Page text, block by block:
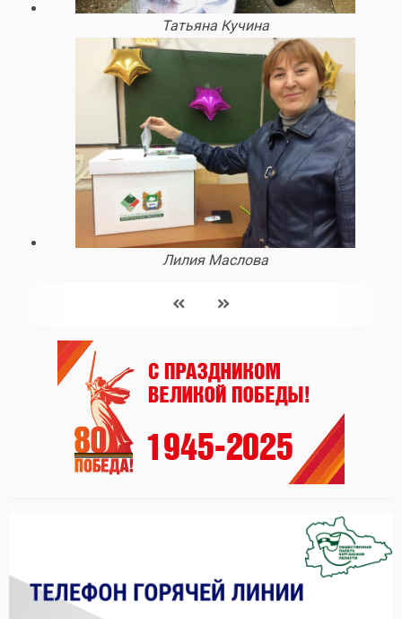
Татьяна Кучина
Лилия Маслова